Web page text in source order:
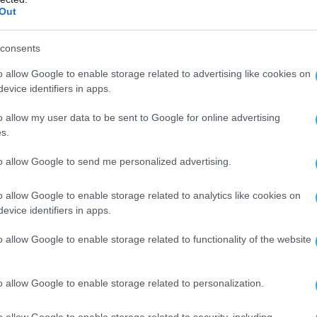
allow Google to enable storage related to advertising like cookies on
identifiers in apps.
allow my user data to be sent to Google for online advertising
allow Google to send me personalized advertising.
allow Google to enable storage related to analytics like cookies on
identifiers in apps.
allow Google to enable storage related to functionality of the website
allow Google to enable storage related to personalization.
σύγχρονες υποδομές. Η ανάπτυξη του
καθοριστικό ρόλο στην ταχύτατη ανάπτυξη
είναι, να γνωρίσουν οι
περιοχής – και να εξερευνήσουν τις
επενδύσεις».
Φιλιόπουλος , δήλωσε:
«Η Ελλάδα
και θεωρούμε ότι θα αποτελέσει έναν
μέλλον. Γι΄ αυτό και ως Enterprise Greece,
τεχνολογίας και τις ελληνικές νεοφυείς
για τη διοργάνωση του Hellenic International
του HIBAS αποκτά μάλιστα ιδιαίτερη